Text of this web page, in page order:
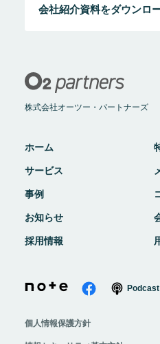
会社紹介資料をダウンロ
株式会社オーツー・パートナーズ
ホーム
サービス
事例
お知らせ
採用情報
Podcast
個人情報保護方針